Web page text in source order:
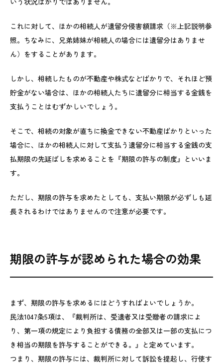
これに対して、ほかの相続人が遺留分侵害額請求（※上記説明参
照。ちなみに、兄弟姉妹が相続人の場合には遺留分はありませ
ん）をすることがあります。
しかし、相続したものが不動産や株式などばかりで、それほど預
貯金がない場合は、ほかの相続人たちに遺留分に相当する金銭を
支払うことはむずかしいでしょう。
そこで、相続の対象が直ちに換金できない不動産ばかりといった
場合に、ほかの相続人に対して支払う遺留分に相当する金銭の支
払期限の先延ばしを求めることを『期限の許与の制度』といいま
す。
ただし、期限の許与を求めたとしても、支払い期限が必ずしも延
長されるわけではありませんので注意が必要です。
期限の許与が認められた場合の効果
まず、期限の許与を求めるにはどうすればよいでしょうか。
民法1047条5項は、『裁判所は、受遺者又は受贈者の請求によ
り、第一項の規定により負担する債務の全部又は一部の支払につ
き相当の期限を許与することができる。』と定めています。
つまり、期限の許与には、裁判所に対して訴訟を提起し、行使す